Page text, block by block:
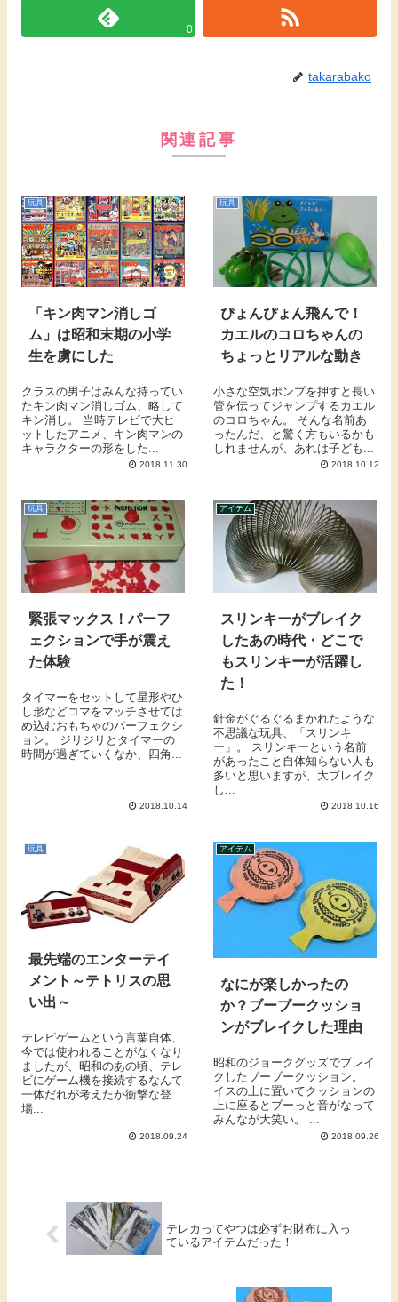
0
takarabako
関連記事
玩具
「キン肉マン消しゴ
ム」は昭和末期の小学
生を虜にした
クラスの男子はみんな持ってい
たキン肉マン消しゴム、略して
キン消し。 当時テレビで大ヒ
ットしたアニメ、キン肉マンの
キャラクターの形をした...
2018.11.30
玩具
ぴょんぴょん飛んで！
カエルのコロちゃんの
ちょっとリアルな動き
小さな空気ポンプを押すと長い
管を伝ってジャンプするカエル
のコロちゃん。 そんな名前あ
ったんだ、と驚く方もいるかも
しれませんが、あれは子ども...
2018.10.12
玩具
緊張マックス！パーフ
ェクションで手が震え
た体験
タイマーをセットして星形やひ
し形などコマをマッチさせては
め込むおもちゃのパーフェクシ
ョン。 ジリジリとタイマーの
時間が過ぎていくなか、四角...
2018.10.14
アイテム
スリンキーがブレイク
したあの時代・どこで
もスリンキーが活躍し
た！
針金がぐるぐるまかれたような
不思議な玩具、「スリンキ
ー」。 スリンキーという名前
があったこと自体知らない人も
多いと思いますが、大ブレイク
し...
2018.10.16
玩具
最先端のエンターテイ
メント～テトリスの思
い出～
テレビゲームという言葉自体、
今では使われることがなくなり
ましたが、昭和のあの頃、テレ
ビにゲーム機を接続するなんて
一体だれが考えたか衝撃な登
場...
2018.09.24
アイテム
なにが楽しかったの
か？ブーブークッショ
ンがブレイクした理由
昭和のジョークグッズでブレイ
クしたブーブークッション。
イスの上に置いてクッションの
上に座るとブーっと音がなって
みんなが大笑い。 ...
2018.09.26
テレカってやつは必ずお財布に入っ
ているアイテムだった！